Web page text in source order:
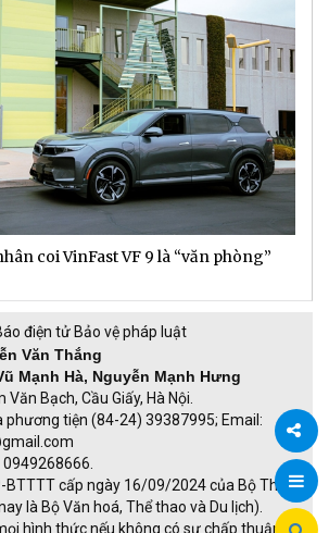
Chia
coi VinFast VF 9 là “văn phòng”
điện tử Bảo vệ pháp luật
Văn Thắng
Mạnh Hà, Nguyễn Mạnh Hưng
Bạch, Cầu Giấy, Hà Nội.
phương tiện (84-24) 39387995; Email:
BTTTT cấp ngày 16/09/2024 của Bộ Thông
là Bộ Văn hoá, Thể thao và Du lịch).
hình thức nếu không có sự chấp thuận